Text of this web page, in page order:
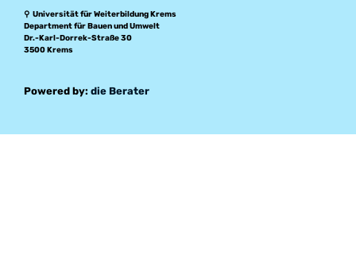
⚲ Universität für Weiterbildung Krems
Department für Bauen und Umwelt
Dr.-Karl-Dorrek-Straße 30
3500 Krems
Powered by: die Berater